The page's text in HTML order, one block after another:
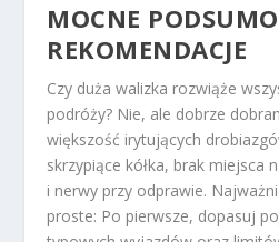
MOCNE
REKOMENDACJE
Czy duża walizka rozwiąże
podróży? Nie, ale dobrze
większość irytujących
skrzypiące kółka, brak miejsca
i nerwy przy odprawie.
proste: Po pierwsze, dopasuj